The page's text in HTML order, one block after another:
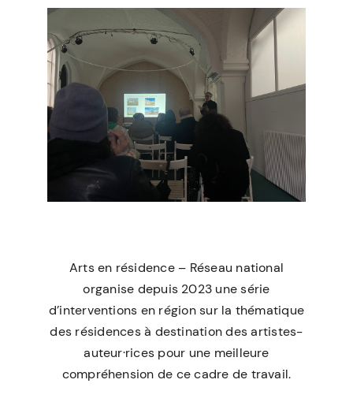
Arts en résidence – Réseau national
organise depuis 2023 une série
d’interventions en région sur la thématique
des résidences à destination des artistes-
auteur·rices pour une meilleure
compréhension de ce cadre de travail.